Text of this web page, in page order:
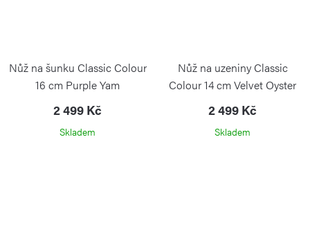
Nůž na šunku Classic Colour
16 cm Purple Yam
2 499 Kč
Skladem
Nůž na uzeniny Classic
Colour 14 cm Velvet Oyster
2 499 Kč
Skladem